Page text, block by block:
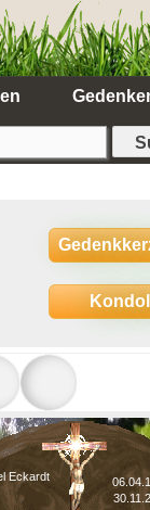
Eckardt